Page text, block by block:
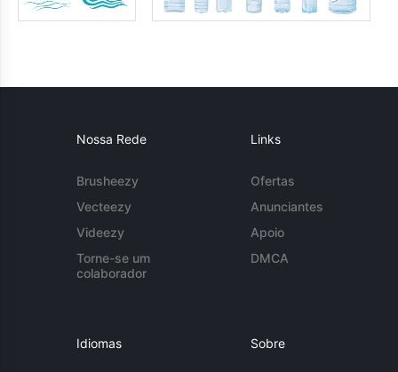
Nossa Rede
Brusheezy
Vecteezy
Videezy
Torne-se um
colaborador
Links
Ofertas
Anunciantes
Apoio
DMCA
Idiomas Sobre